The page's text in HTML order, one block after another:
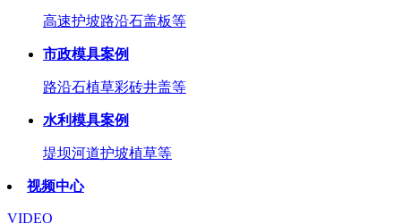
高速护坡路沿石盖板等
市政模具案例
路沿石植草彩砖井盖等
水利模具案例
堤坝河道护坡植草等
视频中心
VIDEO